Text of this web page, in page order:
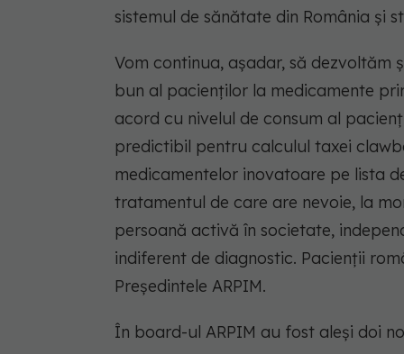
sistemul de sănătate din România și
Vom continua, așadar, să dezvoltăm
bun al pacienților la medicamente
acord cu nivelul de consum al
predictibil pentru calculul taxei
medicamentelor inovatoare pe lista
tratamentul de care are nevoie, la
persoană activă în societate,
indiferent de diagnostic. Pacienții
Președintele ARPIM.
În board-ul ARPIM au fost aleși doi